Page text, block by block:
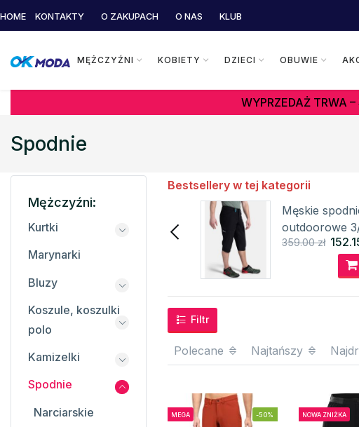
HOME KONTAKTY O ZAKUPACH O NAS KLUB
MĘŻCZYŹNI KOBIETY DZIECI OBUWIE
WYPRZEDAŻ TRWA
Spodnie
Bestsellery w tej kategorii
Męskie spodnie kolarskie
3/4 ARENAL-M KILPI
Męskie
outdoorowe
M KILPI
359.00 zł
Filtr
Polecane Najtańszy
MEGA -50% NOWA ZNIŻKA
Mężczyźni:
Kurtki
Marynarki
Bluzy
Koszule, koszulki
polo
Kamizelki
Spodnie
Narciarskie